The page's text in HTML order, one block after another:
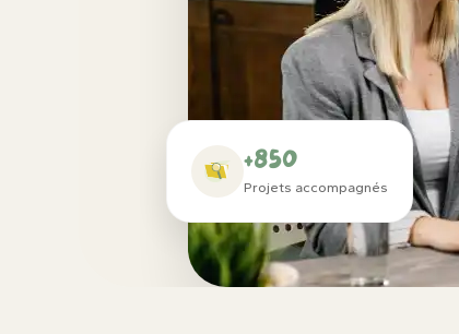
+850
Projets accompagnés